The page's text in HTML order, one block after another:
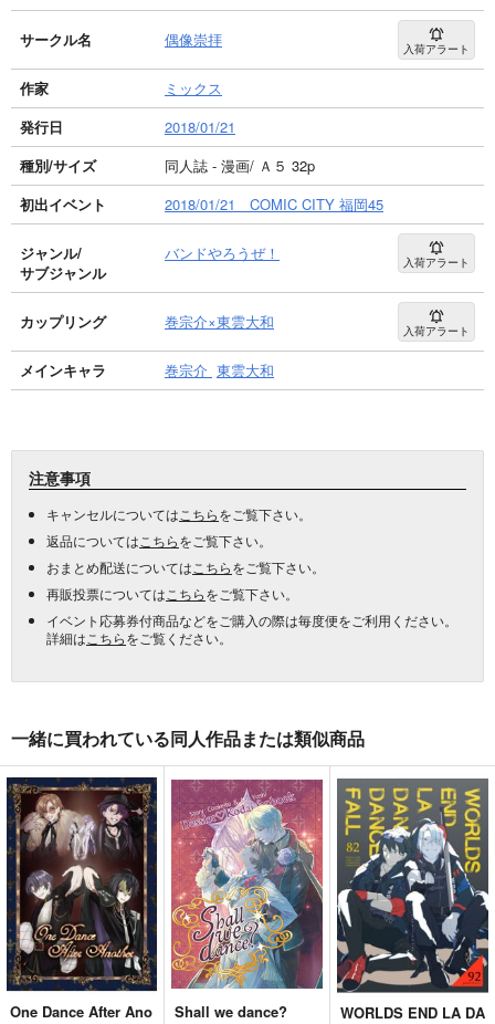
サークル名 偶像崇拝 入荷アラート
作家
ミックス
発行日
2018/01/21
種別/サイズ
同人誌 - 漫画/ Ａ５ 32p
初出イベント
2018/01/21 COMIC CITY 福岡45
ジャンル/
サブジャンル
バンドやろうぜ！ 入荷アラート
カップリング 巻宗介×東雲大和 入荷アラート
メインキャラ 巻宗介 東雲大和
注意事項
キャンセルについては こちらをご覧下さい。
返品については こちらをご覧下さい。
おまとめ配送については こちらをご覧下さい。
再販投票については こちらをご覧下さい。
イベント応募券付商品などをご購入の際は毎度便をご利用ください。
詳細は こちらをご覧ください。
一緒に買われている同人作品または類似商品
One Dance After Ano
Shall we dance?
WORLDS END LA DA